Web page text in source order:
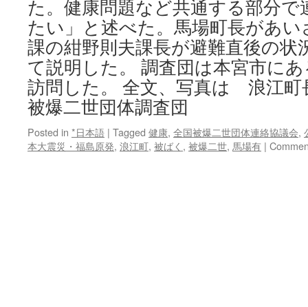
た。健康問題など共通する部分で
たい」と述べた。馬場町長があ
課の紺野則夫課長が避難直後の状
て説明した。 調査団は本宮市に
訪問した。 全文、写真は 浪江
被爆二世団体調査団
Posted in *日本語 | Tagged 健康, 全国被爆二世団体連絡協議会,
本大震災・福島原発, 浪江町, 被ばく , 被爆二世, 馬場有 |